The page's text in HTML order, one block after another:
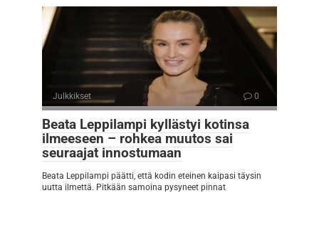
Julkkikset 0
Beata Leppilampi kyllästyi kotinsa
ilmeeseen – rohkea muutos sai
seuraajat innostumaan
Beata Leppilampi päätti, että kodin eteinen kaipasi täysin
uutta ilmettä. Pitkään samoina pysyneet pinnat